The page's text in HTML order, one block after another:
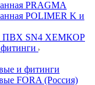
PRAGMA
POLIMER K и
ПВХ SN4 ХЕМКОР
и фитинги
FORA (Россия)